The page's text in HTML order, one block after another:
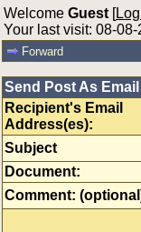
Welcome Guest [
Your last visit: 08-08-
Forward
Send Post As Email
Recipient's Email
Address(es):
Subject
Document:
Comment: